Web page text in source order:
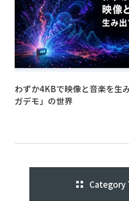
わずか4KBで映像と音楽を生
ガデモ」の世界
Category